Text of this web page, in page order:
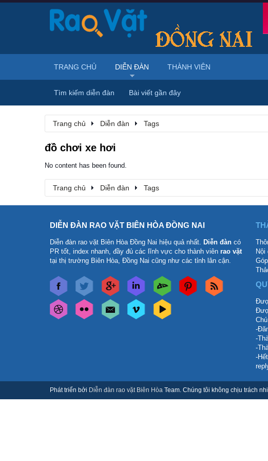
Trang chủ Diễn đàn Tags
đồ chơi xe hơi
No content has been found.
Trang chủ Diễn đàn Tags
TRANG CHỦ DIỄN ĐÀN
Tìm kiếm diễn đàn Bài viết gần đây
THÀNH VIÊN
DIỄN ĐÀN RAO VẶT BIÊN HÒA ĐỒNG NAI
Diễn đàn rao vặt Biên Hòa Đồng Nai hiệu quả nhất. Diễn đàn có
PR tốt, index nhanh, đầy đủ các lĩnh vực cho thành viên rao vặt
tại thị trường Biên Hòa, Đồng Nai cũng như các tỉnh lân cận.
Nội
-
-
-
-
Phát triển bởi Diễn đàn rao vặt Biên Hòa Team. Chúng tôi không chịu trách